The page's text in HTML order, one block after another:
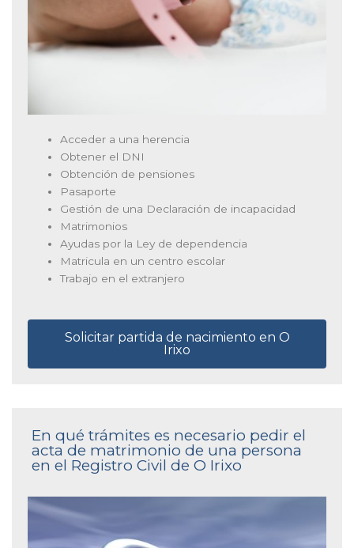
Acceder a una herencia
Obtener el DNI
Obtención de pensiones
Pasaporte
Gestión de una Declaración de incapacidad
Matrimonios
Ayudas por la Ley de dependencia
Matricula en un centro escolar
Trabajo en el extranjero
Solicitar partida de nacimiento en O
Irixo
En qué trámites es necesario pedir el
acta de matrimonio de una persona
en el Registro Civil de O Irixo